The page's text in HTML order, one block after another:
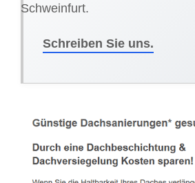
Schweinfurt.
Schreiben Sie uns.